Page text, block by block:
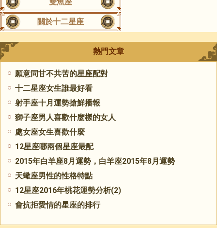
關於十二星座
熱門文章
願意同甘不共苦的星座配對
十二星座女生誰最好看
射手座十月運勢搶鮮播報
獅子座男人喜歡什麼樣的女人
處女座女生喜歡什麼
​12星座哪兩個星座最配
2015年白羊座8月運勢，白羊座2015年8月運勢
天蠍座男性的性格特點
12星座2016年桃花運勢分析(2)
會抗拒愛情的星座的排行